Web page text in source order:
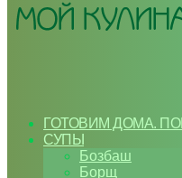
ГОТОВИМ ДОМА.
СУПЫ
Бозбаш
Борщ